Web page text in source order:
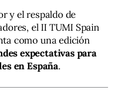
y el respaldo de
el II TUMI Spain
como una edición
expectativas para
en España.